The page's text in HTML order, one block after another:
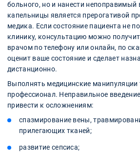
больного, но и нанести непоправимый
капельницы является прерогативой
медика. Если состояние пациента не
клинику, консультацию можно
врачом по телефону или онлайн, по
оценит ваше состояние и сделает
дистанционно.
Выполнять медицинские манипуляции
профессионал. Неправильное
привести к осложнениям:
спазмирование вены,
прилегающих тканей;
развитие сепсиса;